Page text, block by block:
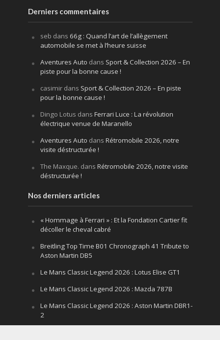
Derniers commentaires
seb dans 66g : Quand l’art de l’allègement
automobile se met à l’heure suisse
Aventures Auto dans Sport & Collection 2026 – En
piste pour la bonne cause !
casimirdans Sport & Collection 2026 – En piste
pour la bonne cause !
Dingo Lotus dans Ferrari Luce : La révolution
électrique venue de Maranello
Aventures Auto dans Rétromobile 2026, notre
visite déstructurée !
The Maxque. dans Rétromobile 2026, notre visite
déstructurée !
Nos derniers articles
« Hommage à Ferrari » : Et la Fondation Cartier fit
décoller le cheval cabré
Breitling Top Time B01 Chronograph 41 Tribute to
Aston Martin DB5
Le Mans Classic Legend 2026 : Lotus Elise GT1
Le Mans Classic Legend 2026 : Mazda 787B
Le Mans Classic Legend 2026 : Aston Martin DBR1-
2